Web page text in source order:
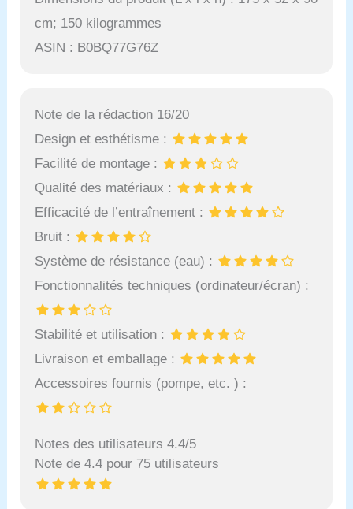
cm; 150 kilogrammes
ASIN : B0BQ77G76Z
Note de la rédaction 16/20
Design et esthétisme :
Facilité de montage :
Qualité des matériaux :
Efficacité de l’entraînement :
Bruit :
Système de résistance (eau) :
Fonctionnalités techniques (ordinateur/écran) :
Stabilité et utilisation :
Livraison et emballage :
Accessoires fournis (pompe, etc. ) :
Notes des utilisateurs 4.4/5
Note de 4.4 pour 75 utilisateurs